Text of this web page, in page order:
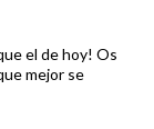
el de hoy! Os
mejor se